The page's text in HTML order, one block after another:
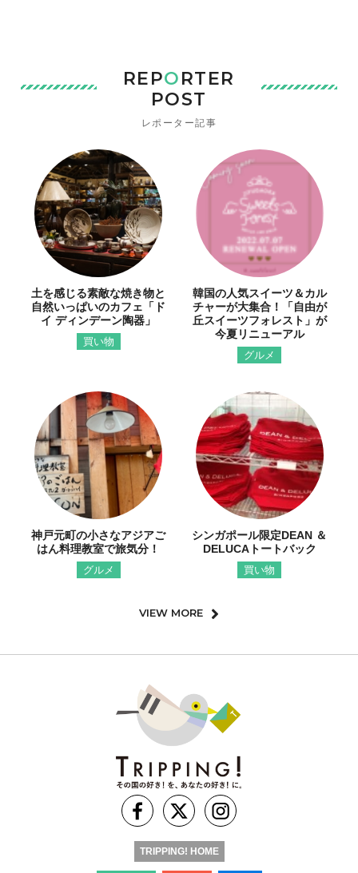
REPORTER
POST
レポーター記事
土を感じる素敵な焼き物と
自然いっぱいのカフェ「ド
イ ディンデーン陶器」
買い物
韓国の人気スイーツ＆カル
チャーが大集合！「自由が
丘スイーツフォレスト」が
今夏リニューアル
グルメ
神戸元町の小さなアジアご
はん料理教室で旅気分！
グルメ
シンガポール限定DEAN ＆
DELUCAトートバック
買い物
VIEW MORE
TRIPPING! HOME